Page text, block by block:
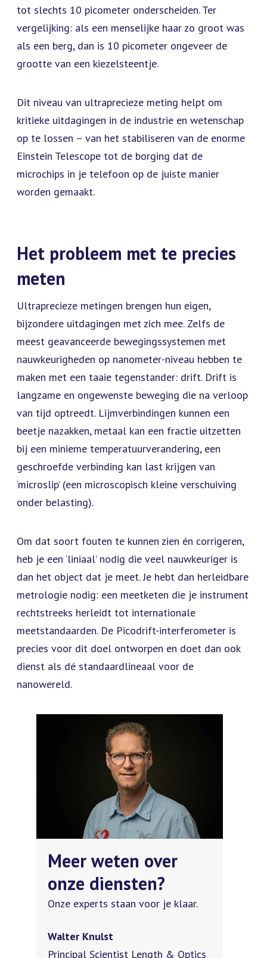
tot slechts 10 picometer onderscheiden. Ter
vergelijking: als een menselijke haar zo groot was
als een berg, dan is 10 picometer ongeveer de
grootte van een kiezelsteentje.
Dit niveau van ultraprecieze meting helpt om
kritieke uitdagingen in de industrie en wetenschap
op te lossen – van het stabiliseren van de enorme
Einstein Telescope tot de borging dat de
microchips in je telefoon op de juiste manier
worden gemaakt.
Het probleem met te precies
meten
Ultraprecieze metingen brengen hun eigen,
bijzondere uitdagingen met zich mee. Zelfs de
meest geavanceerde bewegingssystemen met
nauwkeurigheden op nanometer-niveau hebben te
maken met een taaie tegenstander: drift. Drift is
langzame en ongewenste beweging die na verloop
van tijd optreedt. Lijmverbindingen kunnen een
beetje nazakken, metaal kan een fractie uitzetten
bij een minieme temperatuurverandering, een
geschroefde verbinding kan last krijgen van
‘microslip’ (een microscopisch kleine verschuiving
onder belasting).
Om dat soort fouten te kunnen zien én corrigeren,
heb je een ‘liniaal’ nodig die veel nauwkeuriger is
dan het object dat je meet. Je hebt dan herleidbare
metrologie nodig: een meetketen die je instrument
rechtstreeks herleidt tot internationale
meetstandaarden. De Picodrift-interferometer is
precies voor dit doel ontworpen en doet dan ook
dienst als dé standaardlineaal voor de
nanowereld.
Meer weten over
onze diensten?
Onze experts staan voor je klaar.
Walter Knulst
Principal Scientist Length & Optics